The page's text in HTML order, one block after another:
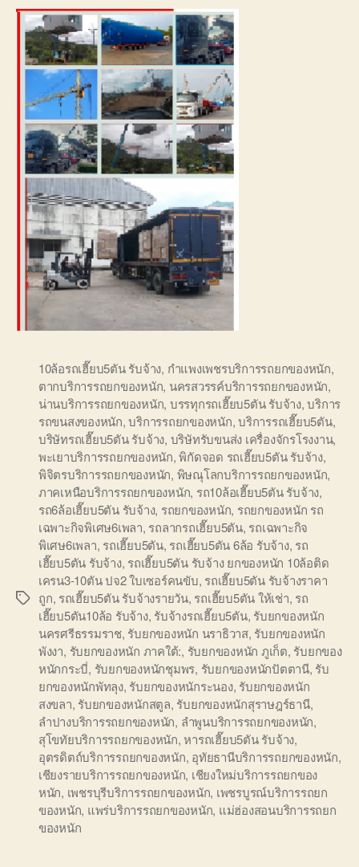
Tags
10ล้อรถเฮี๊ยบ5ตัน รับจ้าง, กำแพงเพชรบริการรถยกของหนัก,
ตากบริการรถยกของหนัก, นครสวรรค์บริการรถยกของหนัก,
น่านบริการรถยกของหนัก, บรรทุกรถเฮี๊ยบ5ตัน รับจ้าง,บริการ
รถขนสงของหนัก,บริการรถยกของหนัก,บริการรถเฮี๊ยบ5ตัน,
บริษัทรถเฮี๊ยบ5ตัน รับจ้าง, บริษัทรับขนส่ง เครื่องจักรโรงงาน,
พะเยาบริการรถยกของหนัก,พิกัดจอด รถเฮี๊ยบ5ตัน รับจ้าง,
พิจิตรบริการรถยกของหนัก, พิษณุโลกบริการรถยกของหนัก,
ภาคเหนือบริการรถยกของหนัก, รถ10ล้อเฮี๊ยบ5ตัน รับจ้าง,
รถ6ล้อเฮี๊ยบ5ตัน รับจ้าง, รถยกของหนัก, รถยกของหนัก รถ
เฉพาะกิจพิเศษ6เพลา, รถลากรถเฮี๊ยบ5ตัน, รถเฉพาะกิจ
พิเศษ6เพลา, รถเฮี๊ยบ5ตัน, รถเฮี๊ยบ5ตัน 6ล้อ รับจ้าง, รถ
เฮี๊ยบ5ตัน รับจ้าง, รถเฮี๊ยบ5ตัน รับจ้าง ยกของหนัก 10ล้อติด
เครน3-10ตัน ปจ2 ใบเซอร์คนขับ, รถเฮี๊ยบ5ตัน รับจ้างราคา
ถูก, รถเฮี๊ยบ5ตัน รับจ้างรายวัน, รถเฮี๊ยบ5ตัน ให้เช่า, รถ
เฮี๊ยบ5ตัน10ล้อ รับจ้าง, รับจ้างรถเฮี๊ยบ5ตัน, รับยกของหนัก
นครศรีธรรมราช, รับยกของหนัก นราธิวาส, รับยกของหนัก
พังงา, รับยกของหนัก ภาคใต้:, รับยกของหนัก ภูเก็ต, รับยกของ
หนักกระบี่, รับยกของหนักชุมพร, รับยกของหนักปัตตานี, รับ
ยกของหนักพัทลุง, รับยกของหนักระนอง, รับยกของหนัก
สงขลา, รับยกของหนักสตูล, รับยกของหนักสุราษฎร์ธานี,
ลำปางบริการรถยกของหนัก, ลำพูนบริการรถยกของหนัก,
สุโขทัยบริการรถยกของหนัก,หารถเฮี๊ยบ5ตัน รับจ้าง,
อุตรดิตถ์บริการรถยกของหนัก, อุทัยธานีบริการรถยกของหนัก,
เชียงรายบริการรถยกของหนัก, เชียงใหม่บริการรถยกของ
หนัก, เพชรบุรีบริการรถยกของหนัก, เพชรบูรณ์บริการรถยก
ของหนัก, แพร่บริการรถยกของหนัก, แม่ฮ่องสอนบริการรถยก
ของหนัก